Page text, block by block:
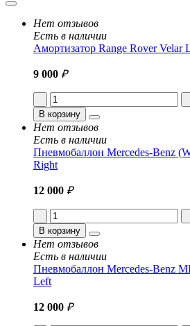
Нет отзывов
Есть в наличии
Амортизатор Range Rover Velar
9 000 ₽
В корзину
Нет отзывов
Есть в наличии
Пневмобаллон Mercedes-Benz
Right
12 000 ₽
В корзину
Нет отзывов
Есть в наличии
Пневмобаллон Mercedes-Benz
Left
12 000 ₽